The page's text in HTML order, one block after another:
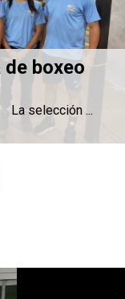
de boxeo
selección ...